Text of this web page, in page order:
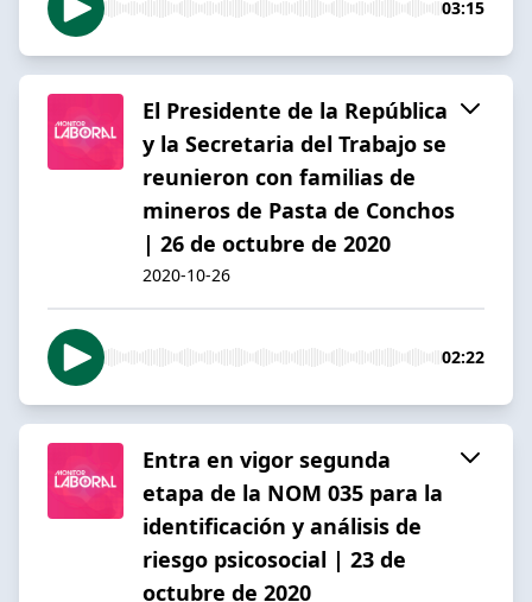
03:15
El Presidente de la República
y la Secretaria del Trabajo se
reunieron con familias de
mineros de Pasta de Conchos
| 26 de octubre de 2020
2020-10-26
02:22
Entra en vigor segunda
etapa de la NOM 035 para la
identificación y análisis de
riesgo psicosocial | 23 de
octubre de 2020